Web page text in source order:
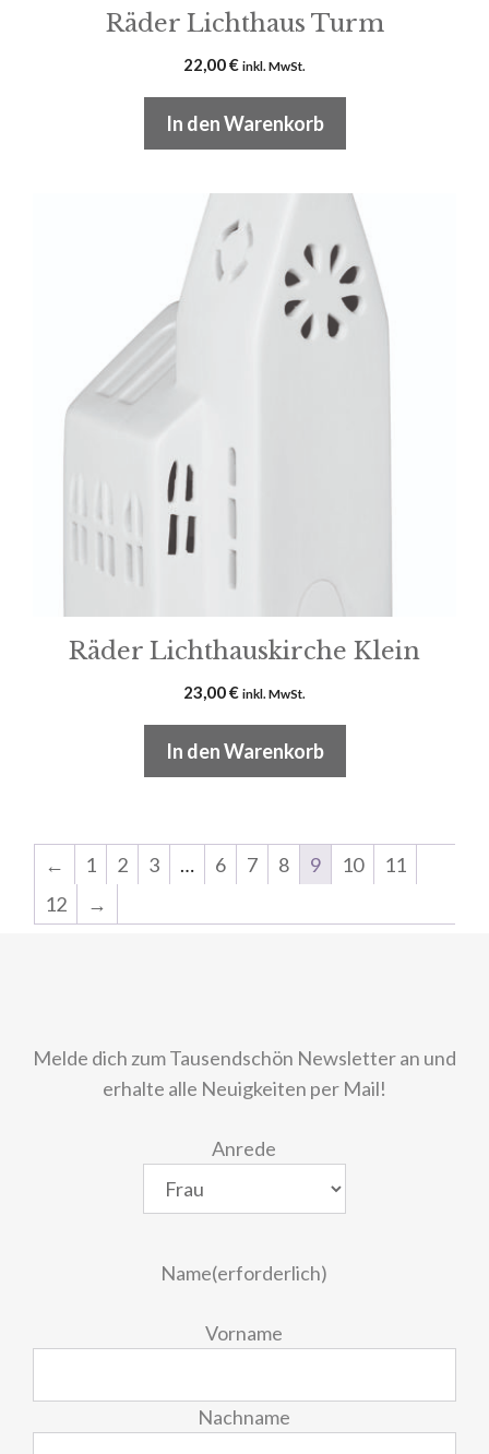
Räder Lichthaus Turm
22,00€ inkl. MwSt.
In den Warenkorb
Räder Lichthauskirche Klein
23,00€ inkl. MwSt.
In den Warenkorb
← 1 2 3 … 6 7 8 9 10
11
12
→
Melde dich zum Tausendschön Newsletter an und
erhalte alle Neuigkeiten per Mail!
Anrede
Name(erforderlich)
Vorname
Nachname